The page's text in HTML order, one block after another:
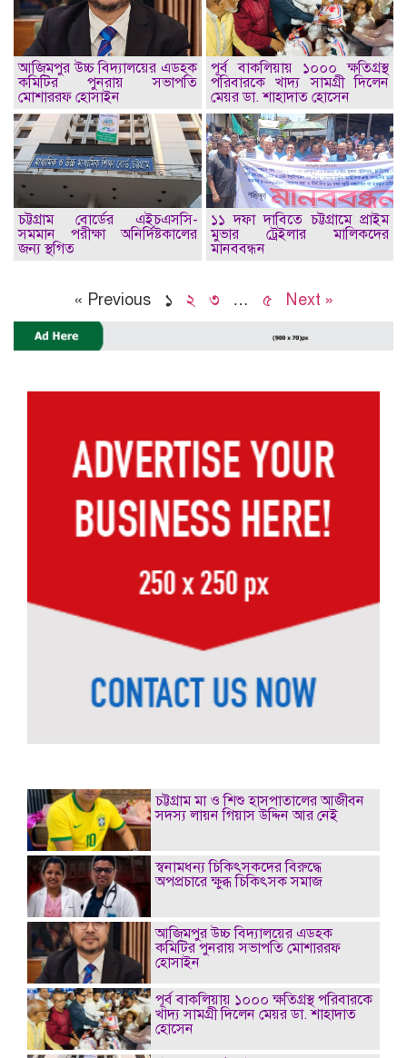
আজিমপুর উচ্চ বিদ্যালয়ের এডহক
কমিটির পুনরায় সভাপতি
মোশাররফ হোসাইন
পূর্ব বাকলিয়ায় ১০০০ ক্ষতিগ্রস্থ
পরিবারকে খাদ্য সামগ্রী দিলেন
মেয়র ডা. শাহাদাত হোসেন
চট্টগ্রাম বোর্ডের এইচএসসি-
সমমান পরীক্ষা অনির্দিষ্টকালের
জন্য স্থগিত
১১ দফা দাবিতে চট্টগ্রামে প্রাইম
মুভার ট্রেইলার মালিকদের
মানববন্ধন
« Previous ১ ২ ৩ … ৫ Next »
চট্টগ্রাম মা ও শিশু হাসপাতালের আজীবন
সদস্য লায়ন গিয়াস উদ্দিন আর নেই
স্বনামধন্য চিকিৎসকদের বিরুদ্ধে
অপপ্রচারে ক্ষুব্ধ চিকিৎসক সমাজ
আজিমপুর উচ্চ বিদ্যালয়ের এডহক
কমিটির পুনরায় সভাপতি মোশাররফ
হোসাইন
পূর্ব বাকলিয়ায় ১০০০ ক্ষতিগ্রস্থ পরিবারকে
খাদ্য সামগ্রী দিলেন মেয়র ডা. শাহাদাত
হোসেন